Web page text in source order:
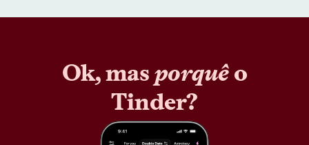
Ok, masporquêo
Tinder?